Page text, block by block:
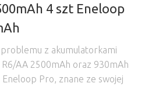
4 szt Eneloop
problemu z akumulatorkami
AA 2500mAh oraz 930mAh
Pro, znane ze swojej